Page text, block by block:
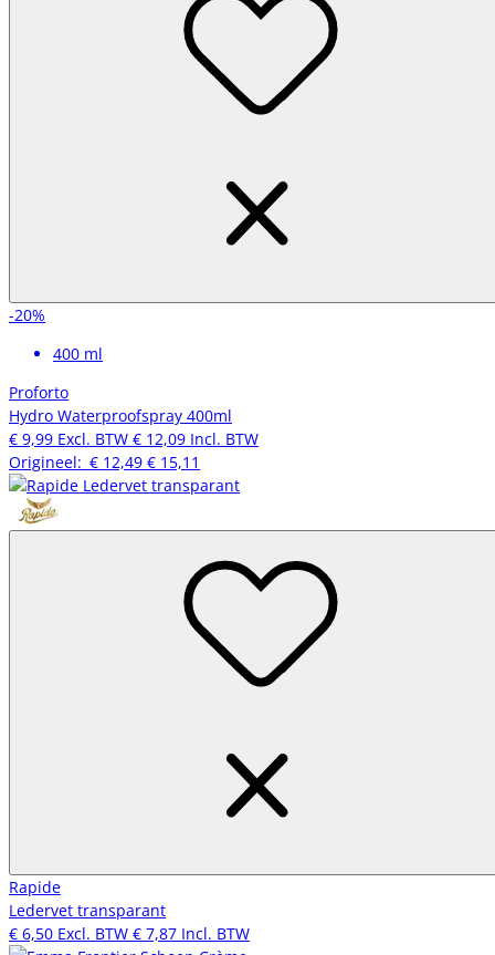
-20%
400 ml
Proforto
Hydro Waterproofspray 400ml
€ 9,99 Excl. BTW € 12,09 Incl. BTW
Origineel: € 12,49 € 15,11
Rapide
Ledervet transparant
€ 6,50 Excl. BTW € 7,87 Incl. BTW